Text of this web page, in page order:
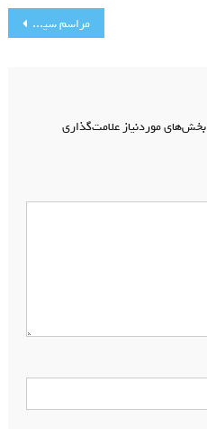
مراسم سیاه پوشان
بخش‌های موردنیاز علامت‌گذاری